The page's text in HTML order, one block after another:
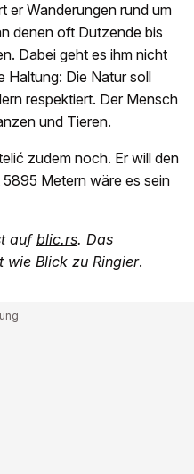
er Wanderungen rund um
denen oft Dutzende bis
Dabei geht es ihm nicht
Haltung: Die Natur soll
respektiert. Der Mensch
und Tieren.
zudem noch. Er will den
Metern wäre es sein
aufblic.rs. Das
wie Blick zu Ringier.